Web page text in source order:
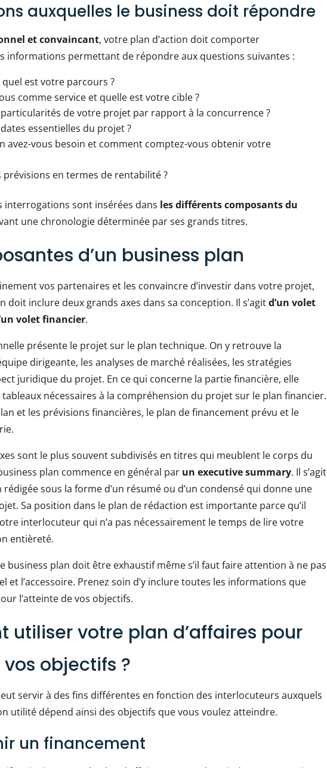
auxquelles le business doit répondre
et convaincant, votre plan d’action doit comporter
informations permettant de répondre aux questions suivantes :
est votre parcours ?
comme service et quelle est votre cible ?
de votre projet par rapport à la concurrence ?
essentielles du projet ?
avez-vous besoin et comment comptez-vous obtenir votre
prévisions en termes de rentabilité ?
interrogations sont insérées dans les différents composants du
une chronologie déterminée par ses grands titres.
d’un business plan
vos partenaires et les convaincre d’investir dans votre projet,
doit inclure deux grands axes dans sa conception. Il s’agitd’un volet
volet financier.
présente le projet sur le plan technique. On y retrouve la
dirigeante, les analyses de marché réalisées, les stratégies
juridique du projet. En ce qui concerne la partie financière, elle
nécessaires à la compréhension du projet sur le plan financier.
et les prévisions financières, le plan de financement prévu et le
sont le plus souvent subdivisés en titres qui meublent le corps du
plan commence en général par un executive summary. Il s’agit
sous la forme d’un résumé ou d’un condensé qui donne une
Sa position dans le plan de rédaction est importante parce qu’il
interlocuteur qui n’a pas nécessairement le temps de lire votre
entièreté.
business plan doit être exhaustif même s’il faut faire attention à ne pas
et l’accessoire. Prenez soin d’y inclure toutes les informations que
l’atteinte de vos objectifs.
utiliser votre plan d’affaires pour
objectifs ?
servir à des fins différentes en fonction des interlocuteurs auxquels
utilité dépend ainsi des objectifs que vous voulez atteindre.
un financement